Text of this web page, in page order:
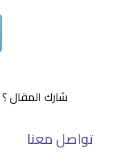
شارك المقال
تواصل معنا